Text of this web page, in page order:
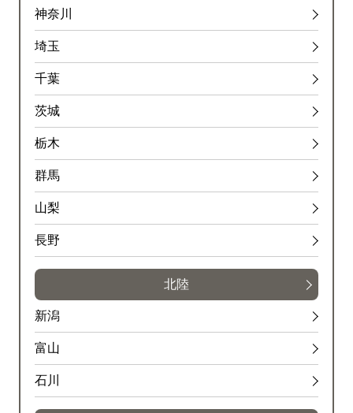
神奈川
埼玉
千葉
茨城
栃木
群馬
山梨
長野
北陸
新潟
富山
石川